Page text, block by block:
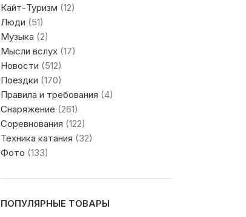
Сноукайтинг в Челябинске: Итоги
и победители Кубка Урала
Автор:
Завершился третий, финальный день соревнований
«Кубка Урала», и теперь мы можем официально
подвести итоги этого масштабного события. Сн...
Кайт-Туризм (12)
Люди (51)
Музыка (2)
Мысли вслух(17)
Новости (512)
Поездки (170)
Правила и требования (4)
Снаряжение (261)
Соревнования (122)
Техника катания (32)
Фото (133)
ПОПУЛЯРНЫЕ ТОВАРЫ